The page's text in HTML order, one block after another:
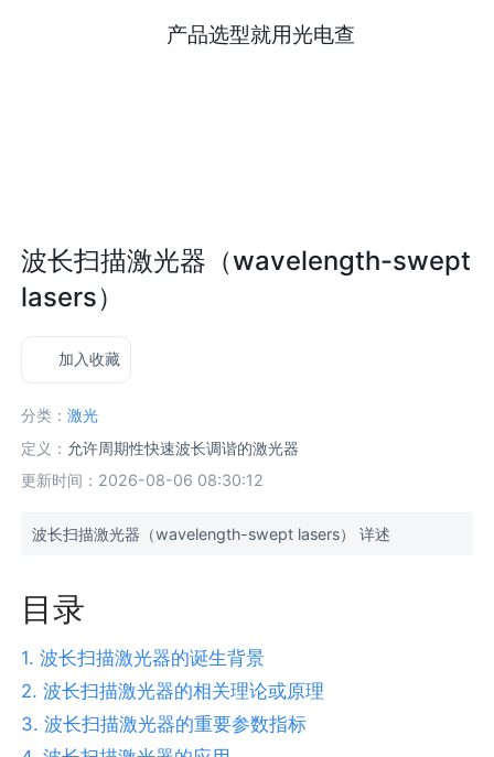
产品选型就用光电查
波长扫描激光器（wavelength-swept
lasers）
加入收藏
分类：激光
定义： 允许周期性快速波长调谐的激光器
更新时间：2026-08-06 08:30:12
波长扫描激光器（wavelength-swept lasers） 详述
目录
1. 波长扫描激光器的诞生背景
2. 波长扫描激光器的相关理论或原理
3. 波长扫描激光器的重要参数指标